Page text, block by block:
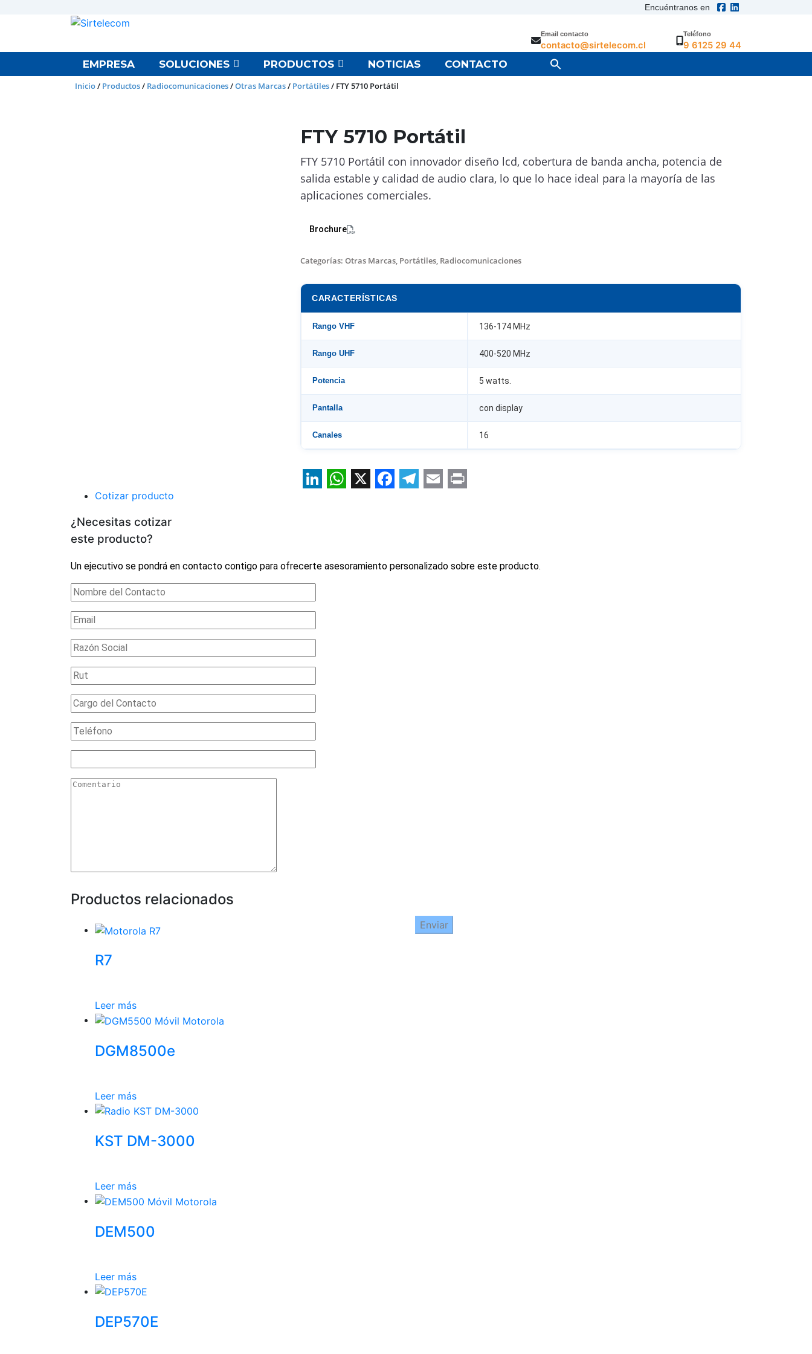
Encuéntranos en
Teléfono
9 6125 29 44
Email contacto
contacto@sirtelecom.cl
EMPRESA SOLUCIONES PRODUCTOS NOTICIAS CONTACTO
Inicio/ Productos/ Radiocomunicaciones/Otras Marcas/ Portátiles/ FTY 5710 Portátil
FTY 5710 Portátil
FTY 5710 Portátil con innovador diseño lcd, cobertura de banda ancha, potencia de
salida estable y calidad de audio clara, lo que lo hace ideal para la mayoría de las
aplicaciones comerciales.
Brochure
Categorías: Otras Marcas, Portátiles, Radiocomunicaciones
CARACTERÍSTICAS
Rango VHF 136-174 MHz
Rango UHF 400-520 MHz
Potencia 5 watts.
Pantalla con display
Canales 16
Cotizar producto
¿Necesitas cotizar
este producto?
Un ejecutivo se pondrá en contacto contigo para ofrecerte asesoramiento personalizado sobre este producto.
Productos relacionados
R7
Leer más
DGM8500e
Leer más
KST DM-3000
Leer más
DEM500
Leer más
DEP570E